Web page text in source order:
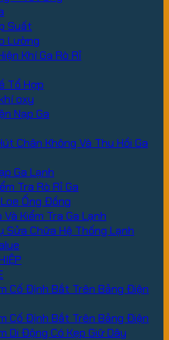
Suất
Lường
Khí Ga Rò Rỉ
Tổ Hợp
oxy
Nạp Ga
Chân Không Và Thu Hồi Ga
Ga Lạnh
Tra Rò Rỉ Ga
Ống Đồng
Kiểm Tra Ga Lạnh
Sửa Chữa Hệ Thống Lạnh
Cố Định Bắt Trên Bảng Điện
Cố Định Bắt Trên Bảng Điện
Di Động Có Kẹp Giữ Dây